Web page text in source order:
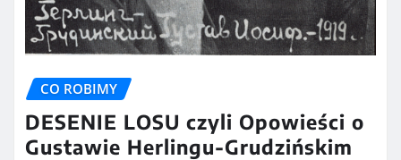
CO ROBIMY
DESENIE LOSU czyli Opowieści o
Gustawie Herlingu-Grudzińskim